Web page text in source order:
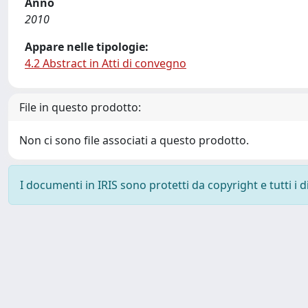
2010
Appare nelle tipologie:
4.2 Abstract in Atti di convegno
File in questo prodotto:
Non ci sono file associati a questo prodotto.
I documenti in IRIS sono protetti da copyright e tutti i